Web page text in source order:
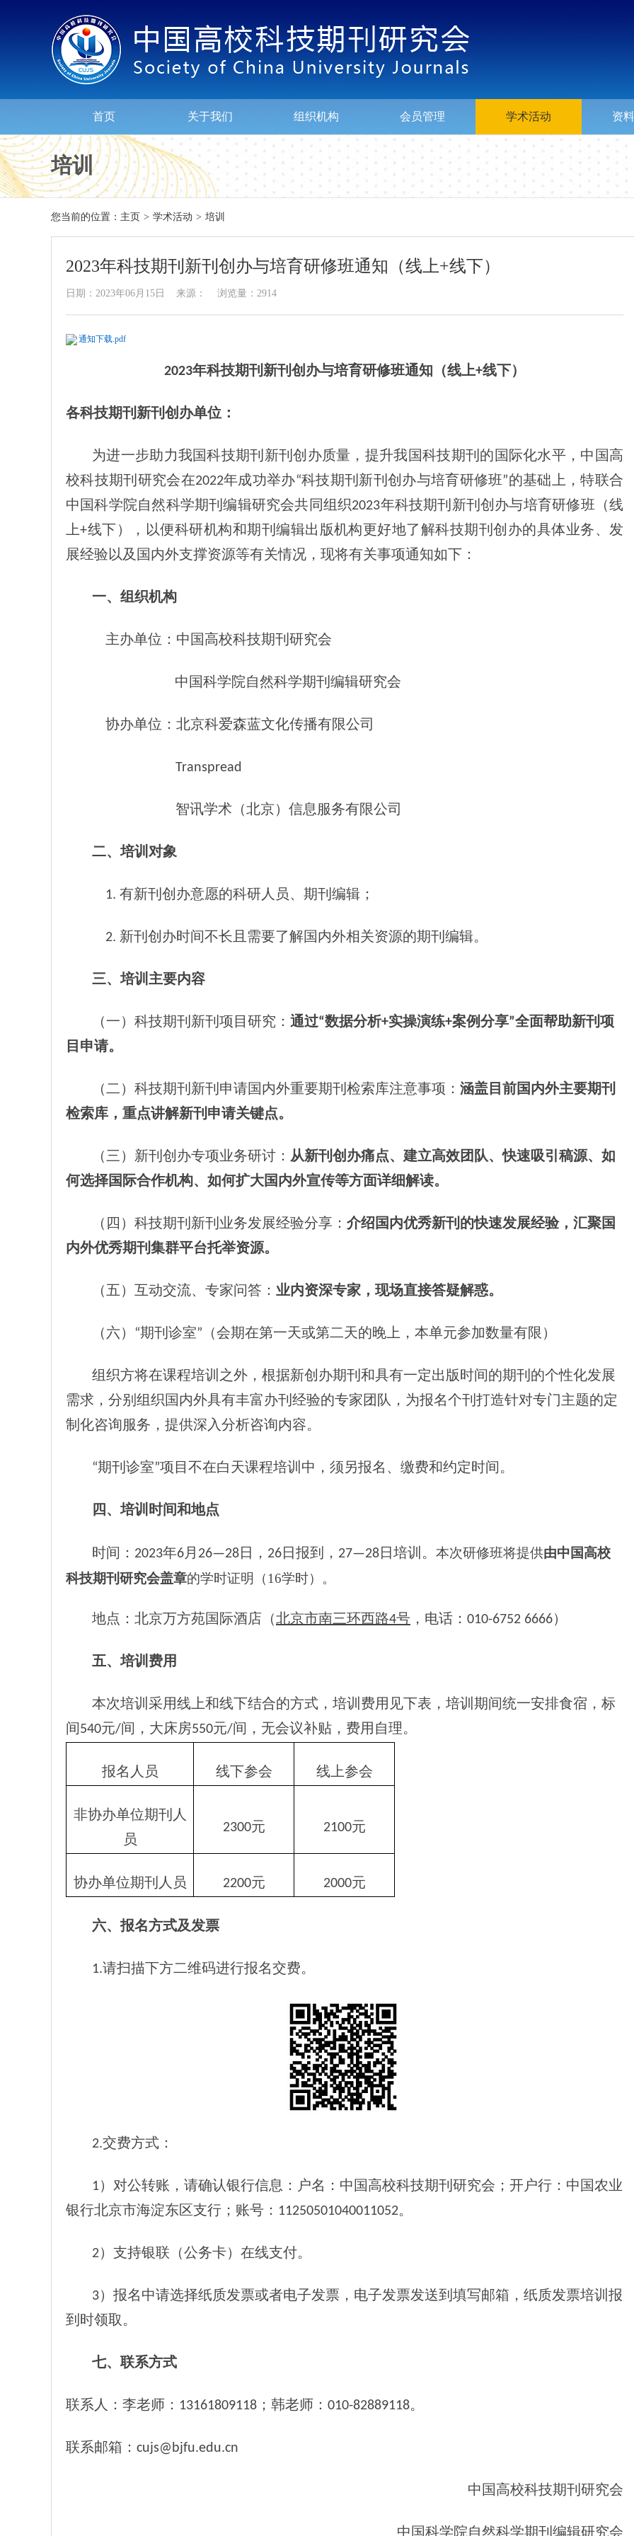
首页 关于我们 组织机构 会员管理 学术活动 资
培训
您当前的位置： 主页 > 学术活动 > 培训
2023年科技期刊新刊创办与培育研修班通知（线上+线下）
日期：2023年06月15日 来源： 浏览量：2914
通知下载.pdf
2023年科技期刊新刊创办与培育研修班通知（线上+线下）
各科技期刊新刊创办单位：
为进一步助力我国科技期刊新刊创办质量，提升我国科技期刊的国际化水平，中国高
校科技期刊研究会在2022年成功举办“科技期刊新刊创办与培育研修班”的基础上，特联合
中国科学院自然科学期刊编辑研究会共同组织2023年科技期刊新刊创办与培育研修班（线
上+线下），以便科研机构和期刊编辑出版机构更好地了解科技期刊创办的具体业务、发
展经验以及国内外支撑资源等有关情况，现将有关事项通知如下：
一、组织机构
主办单位：中国高校科技期刊研究会
中国科学院自然科学期刊编辑研究会
协办单位：北京科爱森蓝文化传播有限公司
Transpread
智讯学术（北京）信息服务有限公司
二、培训对象
1. 有新刊创办意愿的科研人员、期刊编辑；
2. 新刊创办时间不长且需要了解国内外相关资源的期刊编辑。
三、培训主要内容
（一）科技期刊新刊项目研究： 通过“数据分析+实操演练+案例分享”全面帮助新刊项
目申请。
（二）科技期刊新刊申请国内外重要期刊检索库注意事项： 涵盖目前国内外主要期刊
检索库，重点讲解新刊申请关键点。
（三）新刊创办专项业务研讨： 从新刊创办痛点、建立高效团队、快速吸引稿源、如
何选择国际合作机构、如何扩大国内外宣传等方面详细解读。
（四）科技期刊新刊业务发展经验分享： 介绍国内优秀新刊的快速发展经验，汇聚国
内外优秀期刊集群平台托举资源。
（五）互动交流、专家问答： 业内资深专家，现场直接答疑解惑。
（六）“期刊诊室”（会期在第一天或第二天的晚上，本单元参加数量有限）
组织方将在课程培训之外，根据新创办期刊和具有一定出版时间的期刊的个性化发展
需求，分别组织国内外具有丰富办刊经验的专家团队，为报名个刊打造针对专门主题的定
制化咨询服务，提供深入分析咨询内容。
“期刊诊室”项目不在白天课程培训中，须另报名、缴费和约定时间。
四、培训时间和地点
时间：2023年6月26—28日，26日报到，27—28日培训。 本次研修班将提供由中国高校
科技期刊研究会盖章的学时证明 （16学时） 。
地点：北京万方苑国际酒店（北京市南三环西路4号 ，电话：010-6752 6666）
五、培训费用
本次培训采用线上和线下结合的方式，培训费用见下表，培训期间统一安排食宿，标
间540元/间，大床房550元/间，无会议补贴，费用自理。
报名人员 线下参会 线上参会
非协办单位期刊人
员
2300元 2100元
协办单位期刊人员 2200元 2000元
六、报名方式及发票
1.请扫描下方二维码进行报名交费。
2.交费方式：
1）对公转账，请确认银行信息：户名：中国高校科技期刊研究会；开户行：中国农业
银行北京市海淀东区支行；账号：11250501040011052。
2）支持银联（公务卡）在线支付。
3）报名中请选择纸质发票或者电子发票，电子发票发送到填写邮箱，纸质发票培训报
到时领取。
七、联系方式
联系人：李老师：13161809118；韩老师：010-82889118。
联系邮箱：cujs@bjfu.edu.cn
中国高校科技期刊研究会
中国科学院自然科学期刊编辑研究会